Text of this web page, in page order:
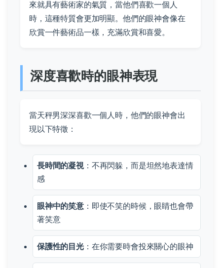
來就具有藝術家的氣質，當他們喜歡一個人
時，這種特質會更加明顯。他們的眼神會像在
欣賞一件藝術品一樣，充滿欣賞和喜愛。
深度喜歡時的眼神表現
當天秤男深深喜歡一個人時，他們的眼神會出
現以下特徵：
長時間的凝視：不再閃躲，而是坦然地表達情
感
眼神中的笑意：即使不笑的時候，眼睛也會帶
著笑意
保護性的目光：在你需要時會投來關心的眼神